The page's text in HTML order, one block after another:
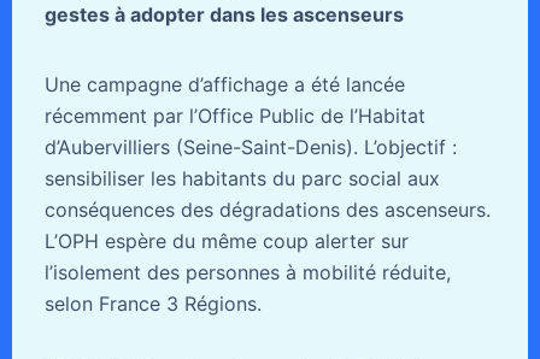
gestes à adopter dans les ascenseurs
Une campagne d’affichage a été lancée
récemment par l’Office Public de l’Habitat
d’Aubervilliers (Seine-Saint-Denis). L’objectif :
sensibiliser les habitants du parc social aux
conséquences des dégradations des ascenseurs.
L’OPH espère du même coup alerter sur
l’isolement des personnes à mobilité réduite,
selon France 3 Régions.